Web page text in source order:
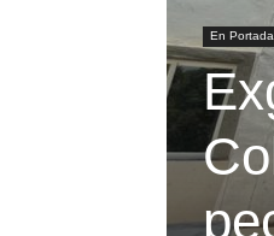
En Portada